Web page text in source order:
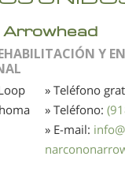
Arrowhead
Y
» Teléfono
» Teléfono:
» E-mail: info@